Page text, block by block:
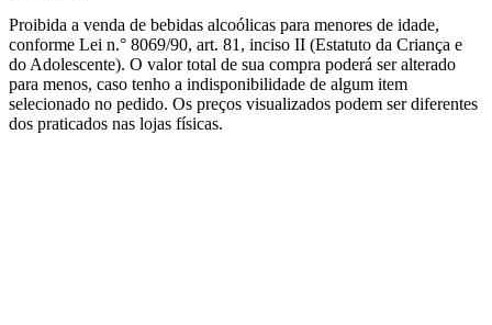
Proibida a venda de bebidas alcoólicas para menores de idade,
conforme Lei n.° 8069/90, art. 81, inciso II (Estatuto da Criança e
do Adolescente). O valor total de sua compra poderá ser alterado
para menos, caso tenho a indisponibilidade de algum item
selecionado no pedido. Os preços visualizados podem ser diferentes
dos praticados nas lojas físicas.